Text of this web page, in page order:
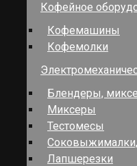
Кофейное
Кофемашины
Кофемолки
Блендеры,
Миксеры
Тестомесы
Лапшерезки